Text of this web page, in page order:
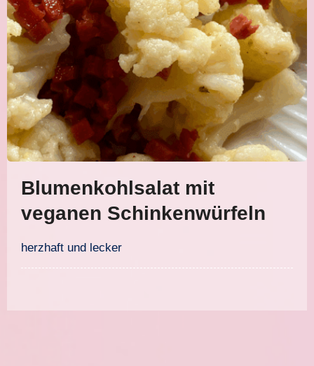
Blumenkohlsalat mit
veganen Schinkenwürfeln
herzhaft und lecker